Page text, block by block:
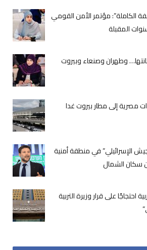
الكاملة”: مؤتمر الأمن القومي
المقبلة
وطهران وصنعاء وبيروت
إلى مطار بيروت غدا
الإسرائيلي” في منطقة أمنية
سكان الشمال
احتجاجًا على قرار وزيرة التربية